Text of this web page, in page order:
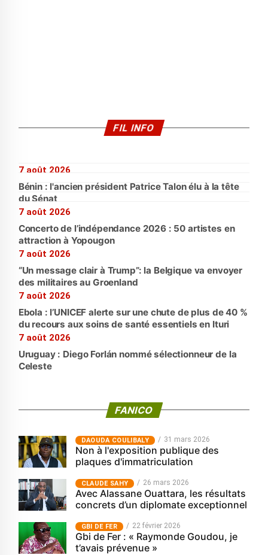
FIL INFO
7 août 2026
Bénin : l'ancien président Patrice Talon élu à la tête
du Sénat
7 août 2026
Concerto de l’indépendance 2026 : 50 artistes en
attraction à Yopougon
7 août 2026
“Un message clair à Trump”: la Belgique va envoyer
des militaires au Groenland
7 août 2026
Ebola : l’UNICEF alerte sur une chute de plus de 40 %
du recours aux soins de santé essentiels en Ituri
7 août 2026
Uruguay : Diego Forlán nommé sélectionneur de la
Celeste
FANICO
‎DAOUDA COULIBALY 31 mars 2026
Non à l'exposition publique des
plaques d'immatriculation
CLAUDE SAHY 26 mars 2026
Avec Alassane Ouattara, les résultats
concrets d’un diplomate exceptionnel
GBI DE FER 22 février 2026
Gbi de Fer : « Raymonde Goudou, je
t’avais prévenue »